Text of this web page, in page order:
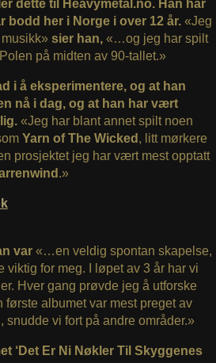
dette til Heavymetal.no. Han har
bodd her i Norge i over 12 år. «Jeg
sier han,«…og jeg har spilt
på midten av 90-tallet.»
i å eksperimentere, og at han
nå i dag, og at han har vært
«Jeg har blant annet spilt noen
Yarn of The Wicked , litt mørkere
prosjektet jeg har vært mest opptatt
.»
var «…en veldig spontan skapelse,
viktig for meg. I løpet av 3 år har vi
Hver gang prøvde jeg å utforske
første albumet var mest preget av
vi fort på andre områder.»
‘Det Er Ni Nøkler Til Skyggenes